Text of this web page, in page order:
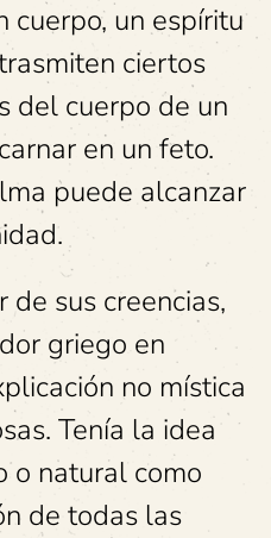
cuerpo, un espíritu
ciertos
del cuerpo de un
en un feto.
puede alcanzar
de sus creencias,
griego en
no mística
Tenía la idea
o natural como
de todas las